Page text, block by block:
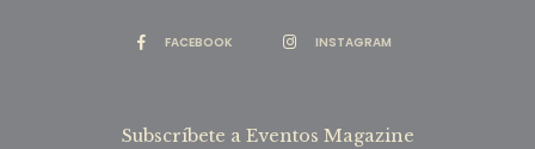
FACEBOOK INSTAGRAM
Subscríbete a Eventos Magazine